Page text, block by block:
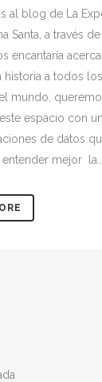
al blog de La
Santa, a través
encantaría
historia a todos los
mundo,
espacio con
de datos
mejor la...